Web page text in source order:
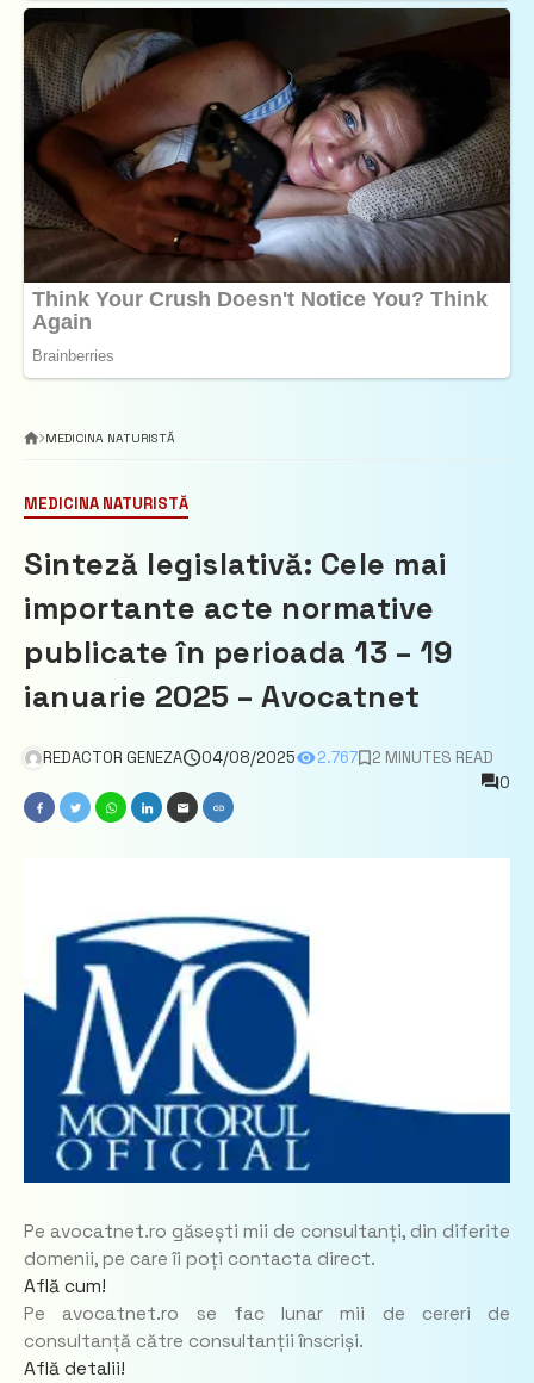
MEDICINA NATURISTĂ
MEDICINA NATURISTĂ
Sinteză legislativă: Cele mai
importante acte normative
publicate în perioada 13 – 19
ianuarie 2025 – Avocatnet
REDACTOR GENEZA 04/08/2025 2.767
2 MINUTES READ
0
Pe avocatnet.ro găsești mii de consultanți, din diferite
domenii, pe care îi poți contacta direct.
Află cum!
Pe avocatnet.ro se fac lunar mii de cereri de
consultanță către consultanții înscriși.
Află detalii!